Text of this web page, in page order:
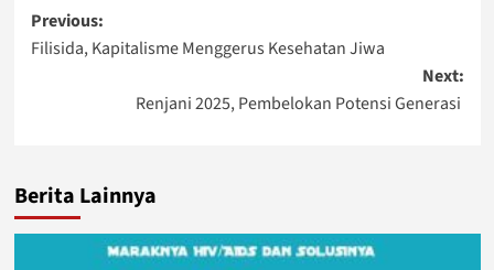
Post
navigation
Previous:
Filisida, Kapitalisme Menggerus Kesehatan Jiwa
Next:
Renjani 2025, Pembelokan Potensi Generasi
Berita Lainnya